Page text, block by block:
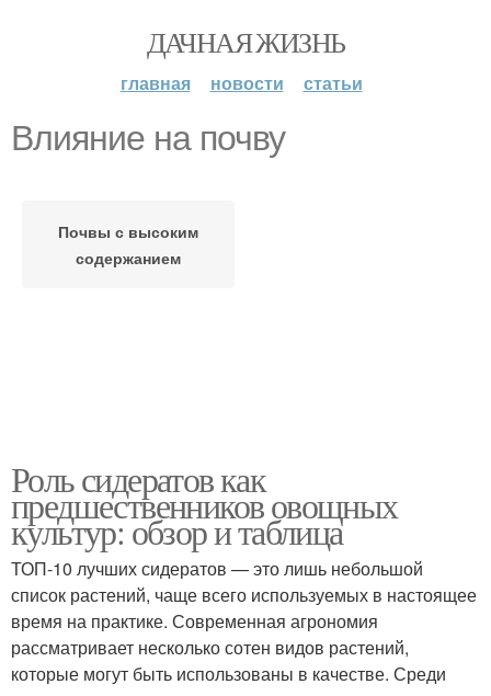
ДАЧНАЯ ЖИЗНЬ
главная новости статьи
Влияние на почву
Почвы с высоким
содержанием
Роль сидератов как
предшественников овощных
культур: обзор и таблица
ТОП-10 лучших сидератов — это лишь небольшой
список растений, чаще всего используемых в настоящее
время на практике. Современная агрономия
рассматривает несколько сотен видов растений,
которые могут быть использованы в качестве. Среди